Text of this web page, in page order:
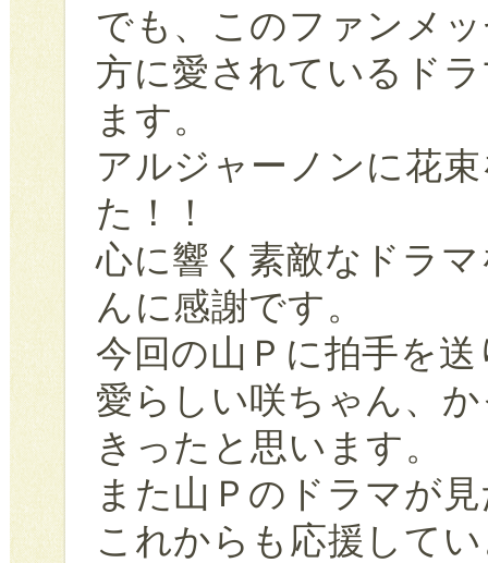
でも、このファンメ
方に愛されているド
ます。
アルジャーノンに花
た！！
心に響く素敵なドラ
んに感謝です。
今回の山Ｐに拍手を
愛らしい咲ちゃん、
きったと思います。
また山Ｐのドラマが
これからも応援して